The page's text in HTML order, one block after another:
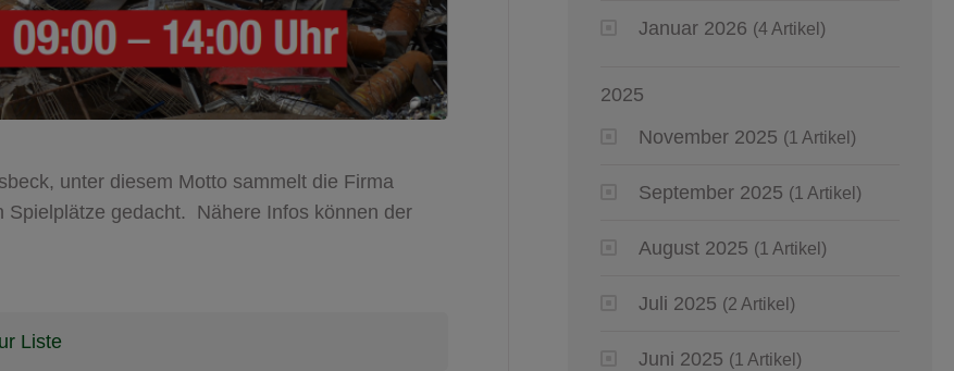
unter diesem Motto sammelt die Firma
Spielplätze gedacht. Nähere Infos können der
Liste
Januar 2026 (4 Artikel)
2025
November 2025 (1 Artikel)
September 2025 (1 Artikel)
August 2025 (1 Artikel)
Juli 2025 (2 Artikel)
Juni 2025 (1 Artikel)